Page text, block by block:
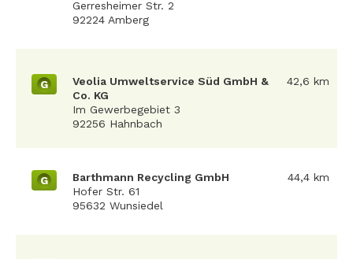
Gerresheimer Str. 2
92224 Amberg
G
Veolia Umweltservice Süd GmbH &
Co. KG
Im Gewerbegebiet 3
92256 Hahnbach
42,6 km
G
Barthmann Recycling GmbH
Hofer Str. 61
95632 Wunsiedel
44,4 km